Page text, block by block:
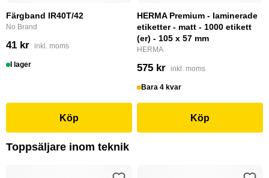
Färgband IR40T/42
No Brand
41 kr inkl. moms
I lager
Köp
HERMA Premium - laminerade
etiketter - matt - 1000 etikett
(er) - 105 x 57 mm
HERMA
575 kr inkl. moms
Bara 4 kvar
Köp
Toppsäljare inom teknik